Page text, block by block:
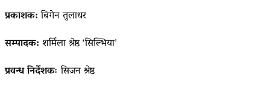
प्रकाशक:बिगेन तुलाधर
सम्पादक: शर्मिला श्रेष्ठ ‘सिल्भिया’
प्रवन्ध निर्देशकःसिजन श्रेष्ठ